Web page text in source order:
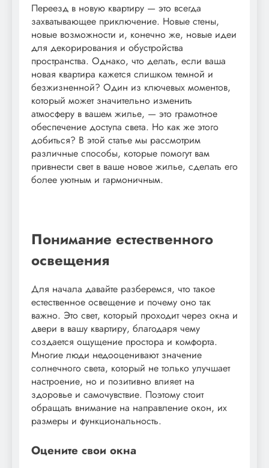
Переезд в новую квартиру — это всегда
захватывающее приключение. Новые стены,
новые возможности и, конечно же, новые идеи
для декорирования и обустройства
пространства. Однако, что делать, если ваша
новая квартира кажется слишком темной и
безжизненной? Один из ключевых моментов,
который может значительно изменить
атмосферу в вашем жилье, — это грамотное
обеспечение доступа света. Но как же этого
добиться? В этой статье мы рассмотрим
различные способы, которые помогут вам
привнести свет в ваше новое жилье, сделать его
более уютным и гармоничным.
Понимание естественного
освещения
Для начала давайте разберемся, что такое
естественное освещение и почему оно так
важно. Это свет, который проходит через окна и
двери в вашу квартиру, благодаря чему
создается ощущение простора и комфорта.
Многие люди недооценивают значение
солнечного света, который не только улучшает
настроение, но и позитивно влияет на
здоровье и самочувствие. Поэтому стоит
обращать внимание на направление окон, их
размеры и функциональность.
Оцените свои окна